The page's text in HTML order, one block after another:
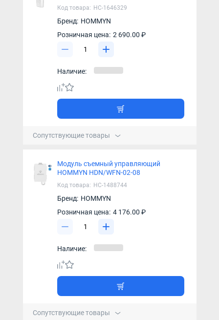
Код товара: НС-1646329
Бренд: HOMMYN
Розничная цена: 2 690.00 ₽
Наличие:
Сопутствующие товары
Модуль съемный управляющий
HOMMYN HDN/WFN-02-08
Код товара: НС-1488744
Бренд: HOMMYN
Розничная цена: 4 176.00 ₽
Наличие:
Сопутствующие товары